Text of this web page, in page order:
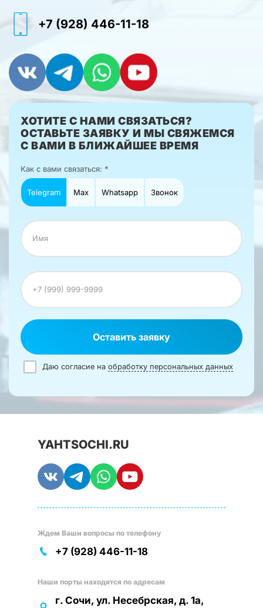
+7 (928) 446-11-18
ХОТИТЕ С НАМИ СВЯЗАТЬСЯ?
ОСТАВЬТЕ ЗАЯВКУ И МЫ СВЯЖЕМСЯ
С ВАМИ В БЛИЖАЙШЕЕ ВРЕМЯ
Как с вами связаться: *
Telegram Max Whatsapp Звонок
Оставить заявку
Даю согласие на обработку персональных данных
YAHTSOCHI.RU
Ждем Ваши вопросы по телефону
+7 (928) 446-11-18
Наши порты находятся по адресам
г. Сочи, ул. Несебрская, д. 1а,